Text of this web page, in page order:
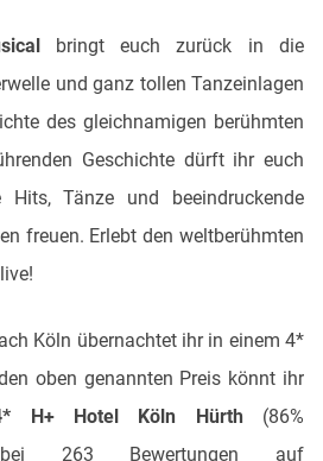
bringt euch zurück in die
und ganz tollen Tanzeinlagen
des gleichnamigen berühmten
Geschichte dürft ihr euch
Tänze und beeindruckende
freuen. Erlebt den weltberühmten
Köln übernachtet ihr in einem 4*
oben genannten Preis könnt ihr
H+ Hotel Köln Hürth(86%
bei 263 Bewertungen auf